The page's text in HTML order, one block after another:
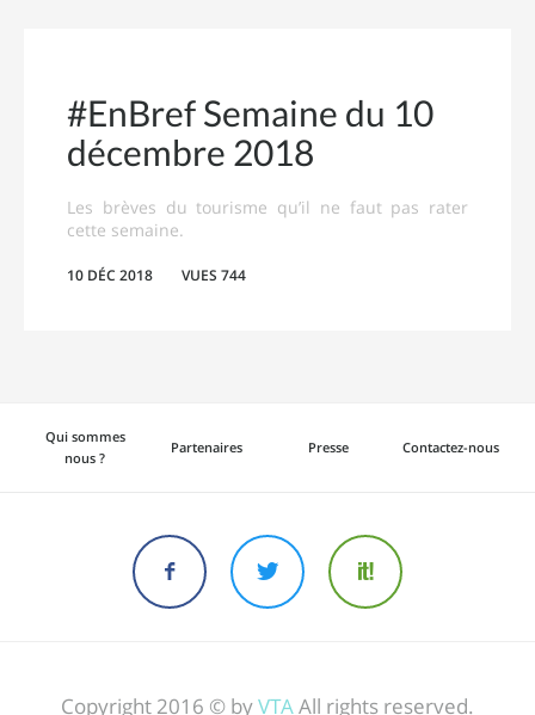
#EnBref Semaine du 10
décembre 2018
Les brèves du tourisme qu’il ne faut pas rater
cette semaine.
10 DÉC 2018 VUES 744
Qui sommes
nous ?
Partenaires Presse Contactez-nous
Copyright 2016 © byVTAAll rights reserved.